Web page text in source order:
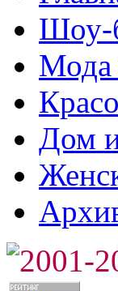
Шоу-
Мода
Дом
2001-